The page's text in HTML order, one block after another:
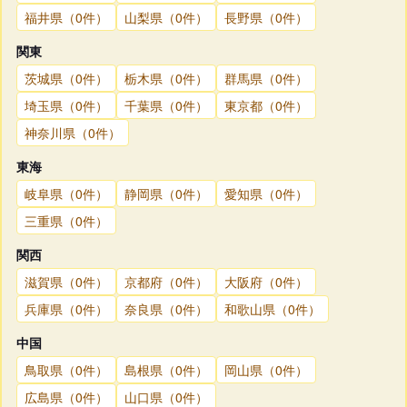
福井県（0件） 山梨県（0件）
長野県（0件）
関東
茨城県（0件）
栃木県（0件）
群馬県（0件）
埼玉県（0件）
千葉県（0件）
東京都（0件）
神奈川県（0件）
東海
岐阜県（0件）
静岡県（0件）
愛知県（0件）
三重県（0件）
関西
滋賀県（0件）
京都府（0件）
大阪府（0件）
兵庫県（0件）
奈良県（0件）
和歌山県（0件）
中国
鳥取県（0件）
島根県（0件）
岡山県（0件）
広島県（0件）
山口県（0件）